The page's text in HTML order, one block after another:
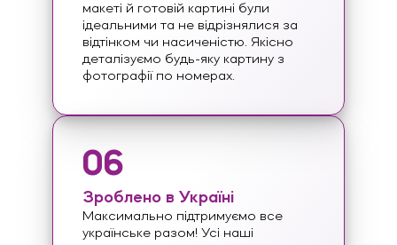
макеті й готовій картині були
ідеальними та не відрізнялися за
відтінком чи насиченістю. Якісно
деталізуємо будь-яку картину з
фотографії по номерах.
06
Зроблено в Україні
Максимально підтримуємо все
українське разом! Усі наші